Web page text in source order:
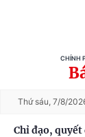
CHÍNH
Thứ sáu, 7/8/
Chỉ đạo,